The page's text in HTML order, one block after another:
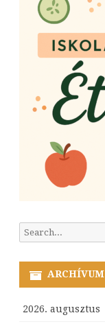
Search
ARCHÍVUM
2026. augusztus